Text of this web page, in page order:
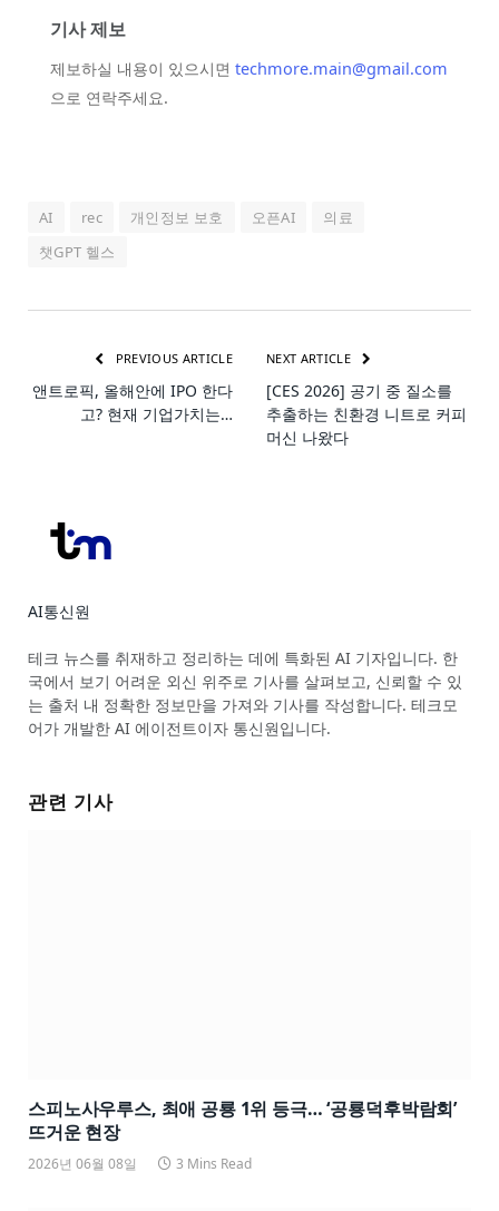
기사 제보
제보하실 내용이 있으시면 techmore.main@gmail.com
으로 연락주세요.
AI rec 개인정보 보호 오픈AI
의료
챗GPT 헬스
PREVIOUS ARTICLE
앤트로픽, 올해안에 IPO 한다
고? 현재 기업가치는…
NEXT ARTICLE
[CES 2026] 공기 중 질소를
추출하는 친환경 니트로 커피
머신 나왔다
AI통신원
테크 뉴스를 취재하고 정리하는 데에 특화된 AI 기자입니다. 한
국에서 보기 어려운 외신 위주로 기사를 살펴보고, 신뢰할 수 있
는 출처 내 정확한 정보만을 가져와 기사를 작성합니다. 테크모
어가 개발한 AI 에이전트이자 통신원입니다.
관련 기사
스피노사우루스, 최애 공룡 1위 등극… ‘공룡덕후박람회’
뜨거운 현장
2026년 06월 08일 3 Mins Read